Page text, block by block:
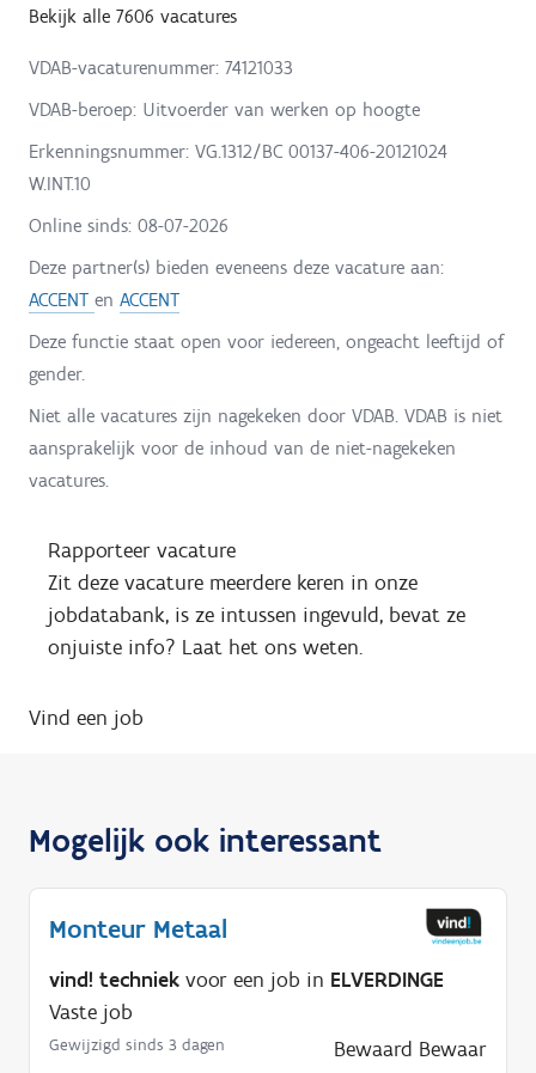
Bekijk alle 7606 vacatures
VDAB-vacaturenummer: 74121033
VDAB-beroep: Uitvoerder van werken op hoogte
Erkenningsnummer: VG.1312/BC 00137-406-20121024
W.INT.10
Online sinds: 08-07-2026
Deze partner(s) bieden eveneens deze vacature aan:
ACCENT en ACCENT
Deze functie staat open voor iedereen, ongeacht leeftijd of
gender.
Niet alle vacatures zijn nagekeken door VDAB. VDAB is niet
aansprakelijk voor de inhoud van de niet-nagekeken
vacatures.
Rapporteer vacature
Zit deze vacature meerdere keren in onze
jobdatabank, is ze intussen ingevuld, bevat ze
onjuiste info? Laat het ons weten.
Vind een job
Mogelijk ook interessant
Monteur Metaal
vind! techniek voor een job in ELVERDINGE
Vaste job
Gewijzigd sinds 3 dagen Bewaard Bewaar